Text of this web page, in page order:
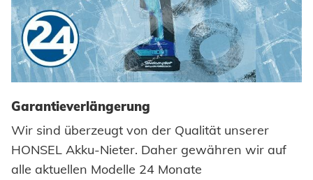
Garantieverlängerung
Wir sind überzeugt von der Qualität unserer
HONSEL Akku-Nieter. Daher gewähren wir auf
alle aktuellen Modelle 24 Monate